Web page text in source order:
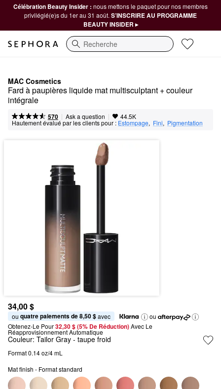
Célébration Beauty Insider : nous mettons le paquet pour nos membres
privilégié(e)s du 1er au 31 août. S’INSCRIRE AU PROGRAMME
BEAUTY INSIDER ▸
Recherche
MAC Cosmetics
Fard à paupières liquide mat multisculptant + couleur
intégrale
570 | Ask a question | 44.5K
Hautement évalué par les clients pour : Estompage, Fini, Pigmentation
34,00 $
ou quatre paiements de 8,50 $ avec
ou
Obtenez-Le Pour32,30 $ (5% De Réduction) Avec Le
Réapprovisionnement Automatique
Couleur: Tailor Gray - taupe froid
Format 0.14 oz/4 mL
Mat finish - Format standard